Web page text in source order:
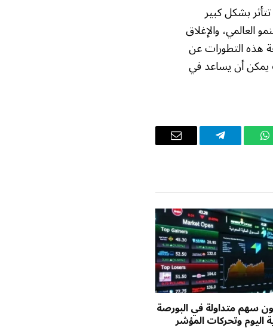
بشكل كبير
العالمي، والإغلاق
هذه التطورات عن
يمكن أن يساعد في
واتساب تيلقرام
البريد
سهم متداولة في البورصة
اليوم وتحركات المؤشر